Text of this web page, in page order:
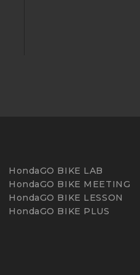
HondaGO BIKE LAB
HondaGO BIKE MEETING
HondaGO BIKE LESSON
HondaGO BIKE PLUS